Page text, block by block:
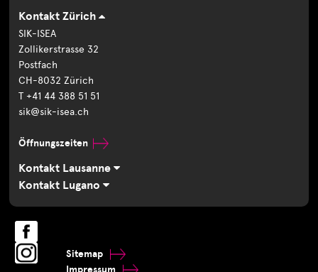
Kontakt Zürich
SIK-ISEA
Zollikerstrasse 32
Postfach
CH-8032 Zürich
T +41 44 388 51 51
sik@sik-isea.ch
Öffnungszeiten
Kontakt Lausanne
Kontakt Lugano
Sitemap
Impressum